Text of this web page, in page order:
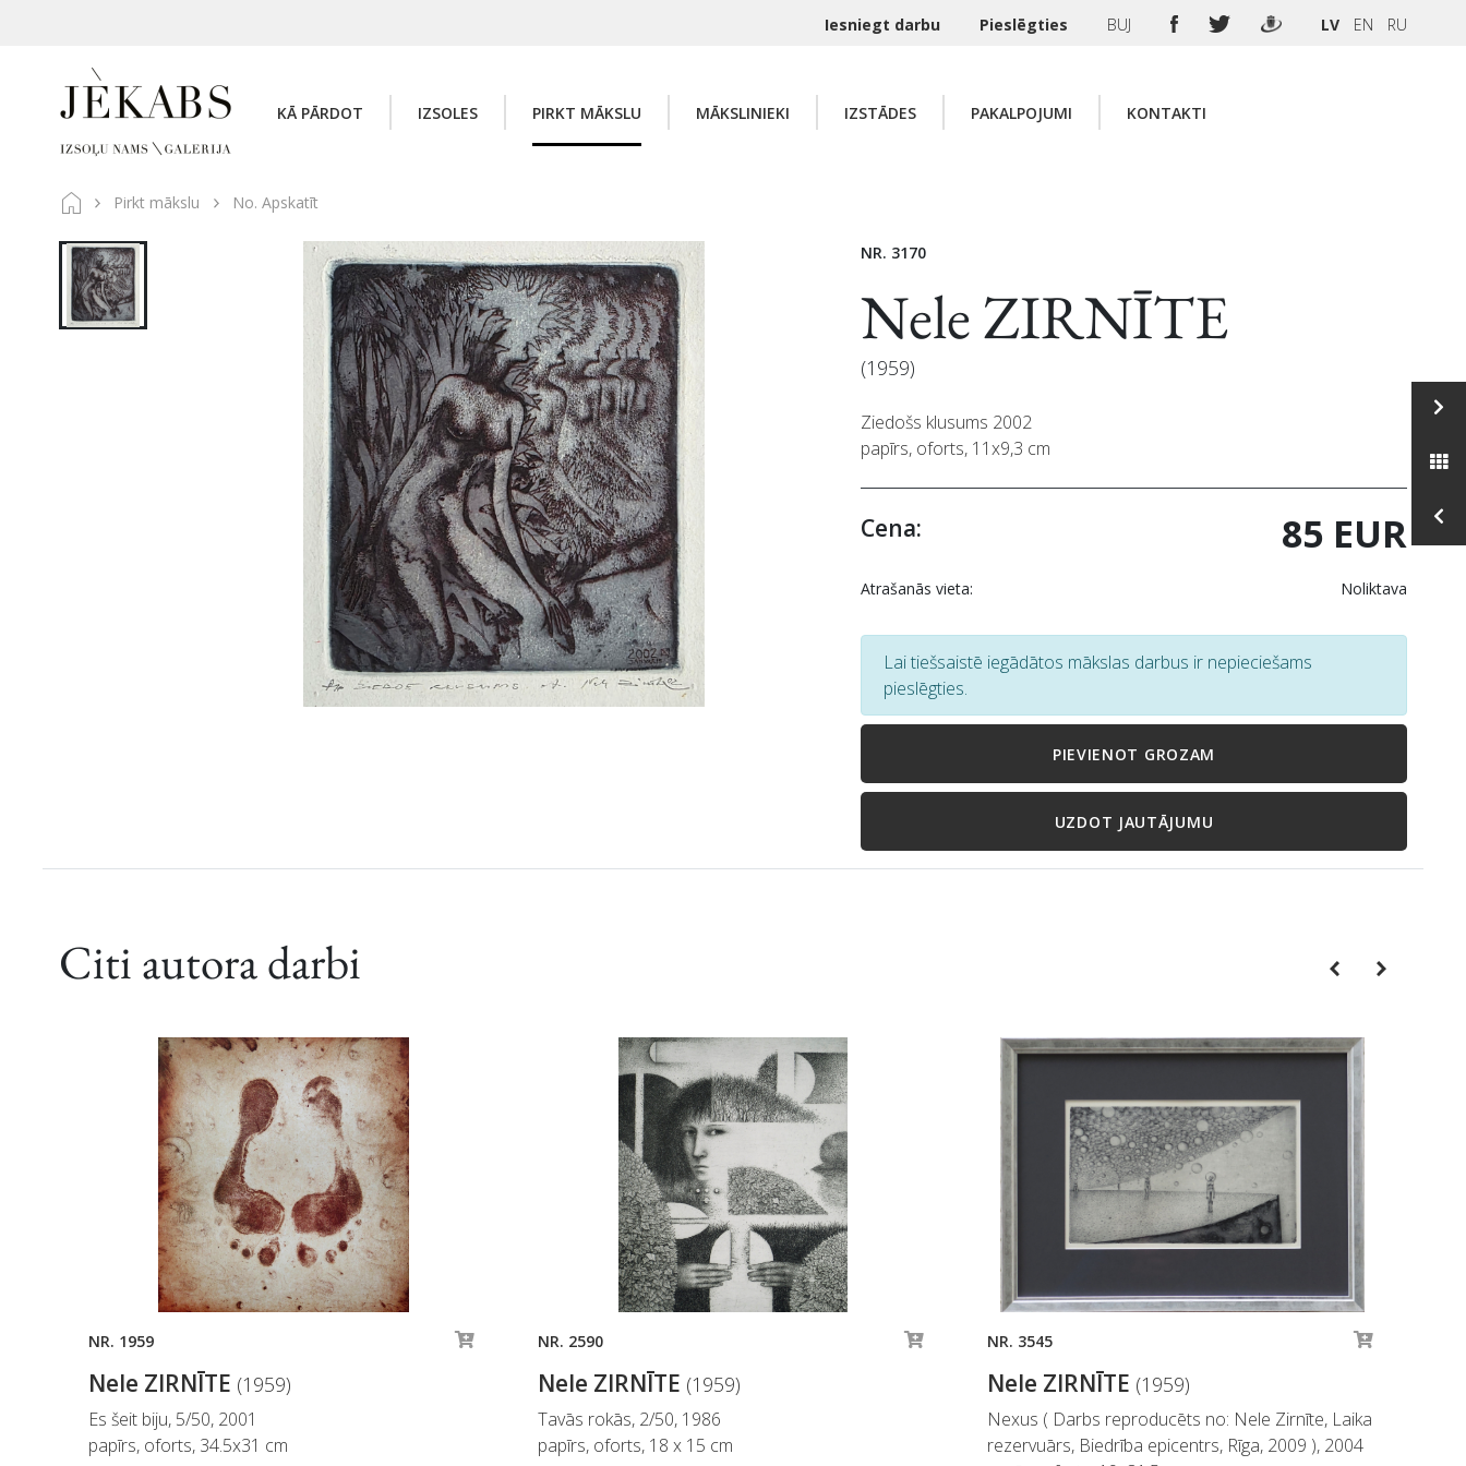
Iesniegt darbu Pieslēgties BUJ LV EN RU
KĀ PĀRDOT IZSOLES PIRKT MĀKSLU MĀKSLINIEKI IZSTĀDES PAKALPOJUMI KONTAKTI
Pirkt mākslu No. Apskatīt
NR. 3170
Nele ZIRNĪTE
(1959)
Ziedošs klusums 2002
papīrs, oforts, 11x9,3 cm
Cena: 85 EUR
Atrašanās vieta: Noliktava
Lai tiešsaistē iegādātos mākslas darbus ir nepieciešams
pieslēgties.
PIEVIENOT GROZAM
UZDOT JAUTĀJUMU
Citi autora darbi PreviousNext
NR. 1959
Nele ZIRNĪTE (1959)
Es šeit biju, 5/50, 2001
papīrs, oforts, 34.5x31 cm
NR. 2590
Nele ZIRNĪTE (1959)
Tavās rokās, 2/50, 1986
papīrs, oforts, 18 x 15 cm
NR. 3545
Nele ZIRNĪTE (1959)
Nexus ( Darbs reproducēts no: Nele Zirnīte, Laika
rezervuārs, Biedrība epicentrs, Rīga, 2009 ), 2004